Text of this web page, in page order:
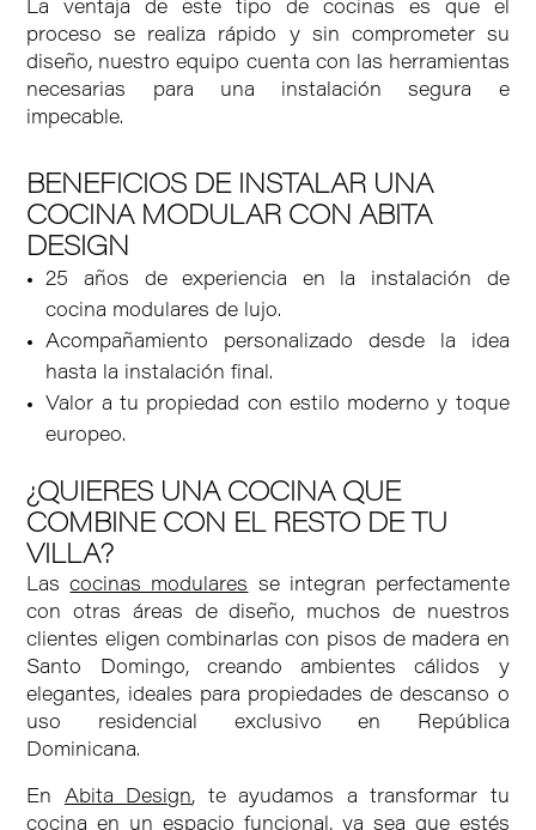
La ventaja de este tipo de cocinas es que el
proceso se realiza rápido y sin comprometer su
diseño, nuestro equipo cuenta con las herramientas
necesarias para una instalación segura e
impecable.
BENEFICIOS DE INSTALAR UNA
COCINA MODULAR CON ABITA
DESIGN
25 años de experiencia en la instalación de
cocina modulares de lujo.
Acompañamiento personalizado desde la idea
hasta la instalación final.
Valor a tu propiedad con estilo moderno y toque
europeo.
¿QUIERES UNA COCINA QUE
COMBINE CON EL RESTO DE TU
VILLA?
Lascocinas modulares se integran perfectamente
con otras áreas de diseño, muchos de nuestros
clientes eligen combinarlas con pisos de madera en
Santo Domingo, creando ambientes cálidos y
elegantes, ideales para propiedades de descanso o
uso residencial exclusivo en República
Dominicana.
En Abita Design, te ayudamos a transformar tu
cocina en un espacio funcional, ya sea que estés